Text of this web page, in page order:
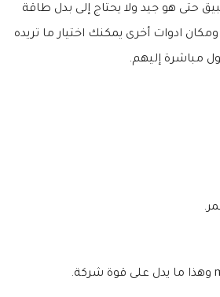
هو جيد ولا يحتاج إلى بدل طاقة
ادوات أخرى يمكنك اختيار ما تريده
مباشرة إليهم.